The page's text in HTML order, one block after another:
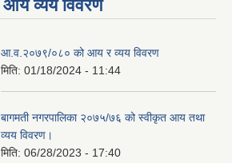
आय व्यय विवरण
आ.व.२०७९/०८० को आय र व्यय विवरण
मिति: 01/18/2024 - 11:44
बागमती नगरपालिका २०७५/७६ को स्वीकृत आय तथा
व्यय विवरण।
मिति: 06/28/2023 - 17:40